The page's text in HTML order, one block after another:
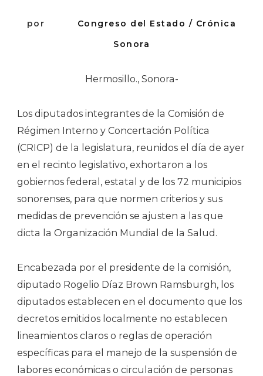
A
19
por
Congreso del Estado / Crónica
Sonora
Hermosillo., Sonora-
Los diputados integrantes de la Comisión de
Régimen Interno y Concertación Política
(CRICP) de la legislatura, reunidos el día de ayer
en el recinto legislativo, exhortaron a los
gobiernos federal, estatal y de los 72 municipios
sonorenses, para que normen criterios y sus
medidas de prevención se ajusten a las que
dicta la Organización Mundial de la Salud.
Encabezada por el presidente de la comisión,
diputado Rogelio Díaz Brown Ramsburgh, los
diputados establecen en el documento que los
decretos emitidos localmente no establecen
lineamientos claros o reglas de operación
específicas para el manejo de la suspensión de
labores económicas o circulación de personas